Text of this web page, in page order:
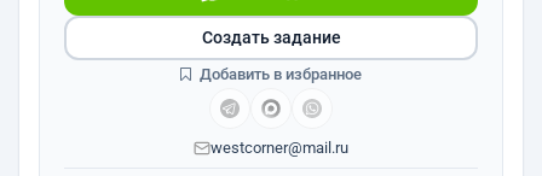
westcorner@mail.ru
Создать задание
Добавить в избранное